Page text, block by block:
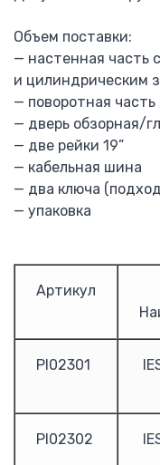
Автоматический
Регулятор
Зарядные
Блок управления
Устройство
Автоматы защиты
Контаторы BF
Тепловые реле RF
E1000
E2000T6 (15-
HFR1000 (15 —
Входной
Выходной
Объем поставки:
— настенная часть
и цилиндрическим
— поворотная
— дверь обзорная/
— две рейки 19”
— кабельная шина
— два ключа
— упаковка
Артикул
PI02301
PI02302